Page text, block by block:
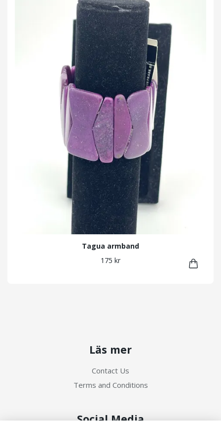
Tagua armband
175 kr
Läs mer
Contact Us
Terms and Conditions
Social Media